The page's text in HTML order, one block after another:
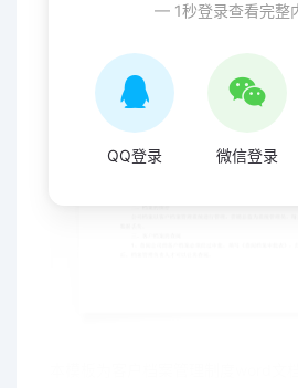
— 1秒登录查看完整
QQ登录 微信登录